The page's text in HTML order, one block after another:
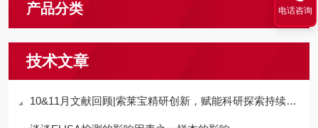
产品分类
技术文章
10&11月文献回顾|索莱宝精研创新，赋能科研探索持续突破新高度
电话咨询